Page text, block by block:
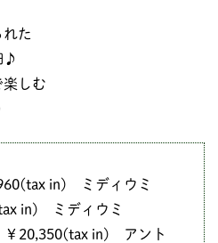
た
♪
楽しむ
in) ミディウミ
in) ミディウミ
20,350(tax in) アント